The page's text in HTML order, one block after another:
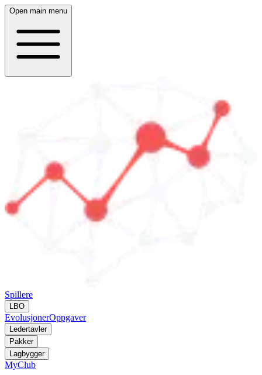
Open main menu
Spillere
LBO
EvolusjonerOppgaver
Ledertavler
Pakker
Lagbygger
MyClub